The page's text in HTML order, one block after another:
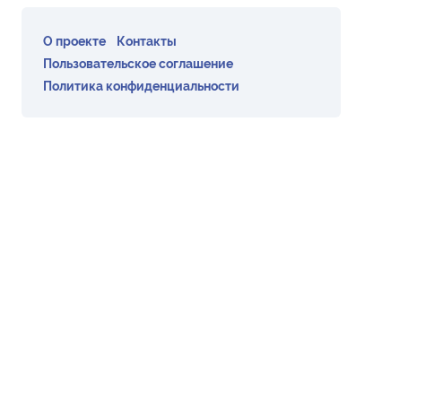
О проекте
Контакты
Пользовательское соглашение
Политика конфиденциальности